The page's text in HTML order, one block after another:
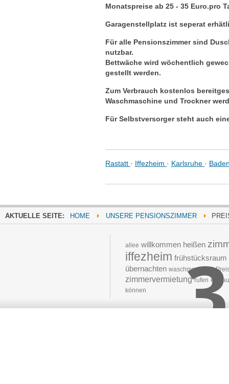
Monatspreise ab 25 - 35 Euro.pro
Garagenstellplatz ist seperat
Für alle Pensionszimmer sind
nutzbar.
Bettwäche wird wöchentlich
gestellt werden.
Zum Verbrauch kostenlos
Waschmaschine und Trockner
Für Selbstversorger steht auch
Rastatt · Iffezheim · Karlsruhe ·
AKTUELLE SEITE: HOME UNSERE PENSIONSZIMMER
allee willkommen heißen
iffezheim frühstücksraum
übernachten waschmaschine
zimmervermietung rufen
können